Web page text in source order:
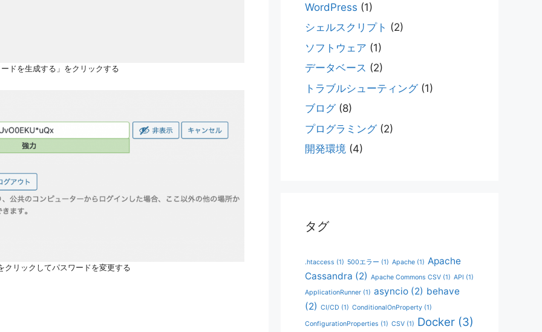
ドを生成する」をクリックする
クリックしてパスワードを変更する
WordPress (1)
シェルスクリプト (2)
ソフトウェア (1)
データベース (2)
トラブルシューティング(1)
ブログ(8)
プログラミング(2)
開発環境 (4)
タグ
.htaccess (1) 500エラー (1) Apache (1) Apache
Cassandra (2) Apache Commons CSV (1) API (1)
ApplicationRunner (1) asyncio (2) behave
(2) CI/CD (1) ConditionalOnProperty (1)
ConfigurationProperties (1) CSV (1) Docker (3)